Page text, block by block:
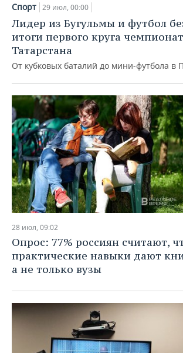
Спорт 29 июл, 00:00
Лидер из Бугульмы и футбол
итоги первого круга
Татарстана
От кубковых баталий до мини‑футбола в
28 июл, 09:02
Опрос: 77% россиян считают,
практические навыки дают
а не только вузы